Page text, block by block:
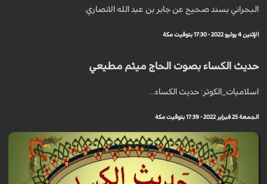
البحراني بسند صحيح عن جابر بن عبد الله الانصاري.
الإثنين 4 يوليو 2022 - 17:30 بتوقيت مكة
حديث الكساء بصوت الحاج ميثم مطيعي
اسلاميات_الكوثر: حديث الكساء...
الجمعة 25 فبراير 2022 - 17:39 بتوقيت مكة